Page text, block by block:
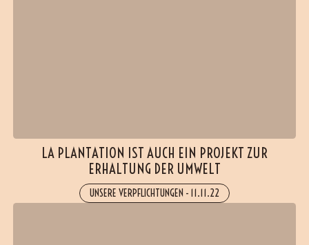
LA PLANTATION IST AUCH EIN PROJEKT ZUR
ERHALTUNG DER UMWELT
UNSERE VERPFLICHTUNGEN - 11.11.22